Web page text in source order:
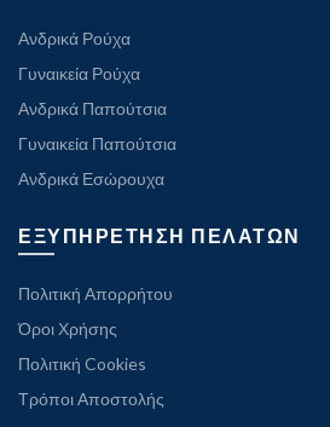
Ανδρικά Ρούχα
Γυναικεία Ρούχα
Ανδρικά Παπούτσια
Γυναικεία Παπούτσια
Ανδρικά Εσώρουχα
ΕΞΥΠΗΡΕΤΗΣΗ ΠΕΛΑΤΩΝ
Πολιτική Απορρήτου
Όροι Χρήσης
Πολιτική Cookies
Τρόποι Αποστολής